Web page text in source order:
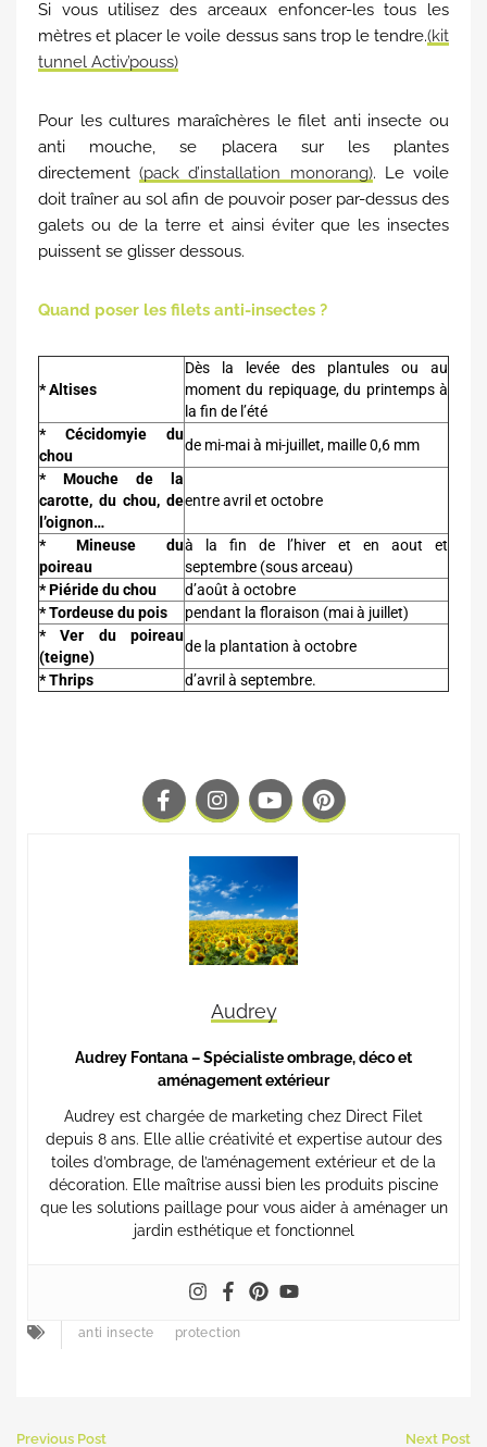
Si vous utilisez des arceaux enfoncer-les tous les
mètres et placer le voile dessus sans trop le tendre.(kit
tunnel Activ’pouss)
Pour les cultures maraîchères le filet anti insecte ou
anti mouche, se placera sur les plantes
directement(pack d’installation monorang). Le voile
doit traîner au sol afin de pouvoir poser par-dessus des
galets ou de la terre et ainsi éviter que les insectes
puissent se glisser dessous.
Quand poser les filets anti-insectes ?
* Altises
Dès la levée des plantules ou au
moment du repiquage, du printemps à
la fin de l’été
* Cécidomyie du
chou
de mi-mai à mi-juillet, maille 0,6 mm
* Mouche de la
carotte, du chou, de
l’oignon…
entre avril et octobre
* Mineuse du
poireau
à la fin de l’hiver et en aout et
septembre (sous arceau)
* Piéride du chou
d’août à octobre
* Tordeuse du pois
pendant la floraison (mai à juillet)
* Ver du poireau
(teigne)
de la plantation à octobre
* Thrips
d’avril à septembre.
Audrey
Audrey Fontana – Spécialiste ombrage, déco et
aménagement extérieur
Audrey est chargée de marketing chez Direct Filet
depuis 8 ans. Elle allie créativité et expertise autour des
toiles d’ombrage, de l’aménagement extérieur et de la
décoration. Elle maîtrise aussi bien les produits piscine
que les solutions paillage pour vous aider à aménager un
jardin esthétique et fonctionnel
anti insecte protection
Previous Post Next Post